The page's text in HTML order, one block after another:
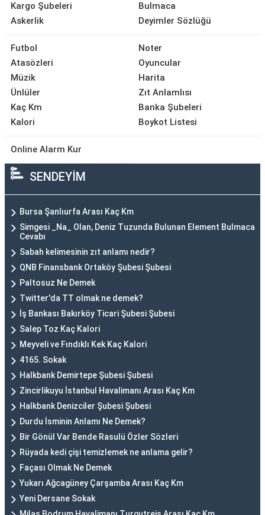
Kargo Şubeleri
Askerlik
Bulmaca
Deyimler Sözlüğü
Futbol
Atasözleri
Müzik
Ünlüler
Kaç Km
Kalori
Noter
Oyuncular
Harita
Zıt Anlamlısı
Banka Şubeleri
Boykot Listesi
Online Alarm Kur
SENDEYİM
Bursa Şanlıurfa Arası Kaç Km
Simgesi _Na_ Olan, Deniz Tuzunda Bulunan Element Bulmaca
Cevabı
Sabah kelimesinin zıt anlamı nedir?
QNB Finansbank Ortaköy Şubesi Şubesi
Paltosuz Ne Demek
Twitter'da TT olmak ne demek?
İş Bankası Bakırköy Ticari Şubesi Şubesi
Salep Toz Kaç Kalori
Meyveli ve Fındıklı Kek Kaç Kalori
4165. Sokak
Halkbank Demirtepe Şubesi Şubesi
Zincirlikuyu İstanbul Havalimanı Arası Kaç Km
Halkbank Denizciler Şubesi Şubesi
Durdu İsminin Anlamı Ne Demek?
Bir Gönül Var Bende Rasulü Özler Sözleri
Rüyada kedi çişi temizlemek ne anlama gelir?
Façası Olmak Ne Demek
Yukarı Ağcagüney Çarşamba Arası Kaç Km
Yeni Dersane Sokak